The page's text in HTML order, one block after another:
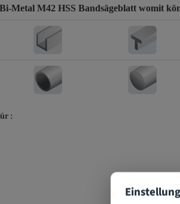
Metal M42 HSS Bandsägeblatt womit
: